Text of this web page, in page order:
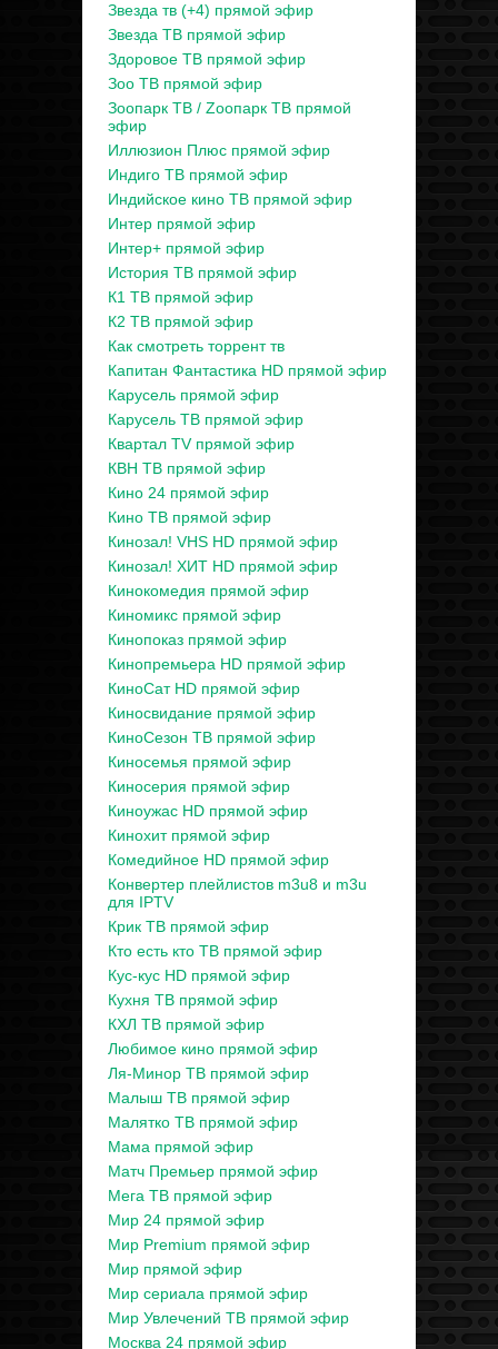
Звезда тв (+4) прямой эфир
Звезда ТВ прямой эфир
Здоровое ТВ прямой эфир
Зоо ТВ прямой эфир
Зоопарк ТВ / Zooпарк ТВ прямой
эфир
Иллюзион Плюс прямой эфир
Индиго ТВ прямой эфир
Индийское кино ТВ прямой эфир
Интер прямой эфир
Интер+ прямой эфир
История ТВ прямой эфир
К1 ТВ прямой эфир
К2 ТВ прямой эфир
Как смотреть торрент тв
Капитан Фантастика HD прямой эфир
Карусель прямой эфир
Карусель ТВ прямой эфир
Квартал TV прямой эфир
КВН ТВ прямой эфир
Кино 24 прямой эфир
Кино ТВ прямой эфир
Кинозал! VHS HD прямой эфир
Кинозал! ХИТ HD прямой эфир
Кинокомедия прямой эфир
Киномикс прямой эфир
Кинопоказ прямой эфир
Кинопремьера HD прямой эфир
КиноСат HD прямой эфир
Киносвидание прямой эфир
КиноСезон ТВ прямой эфир
Киносемья прямой эфир
Киносерия прямой эфир
Киноужас HD прямой эфир
Кинохит прямой эфир
Комедийное HD прямой эфир
Конвертер плейлистов m3u8 и m3u
для IPTV
Крик ТВ прямой эфир
Кто есть кто ТВ прямой эфир
Кус-кус HD прямой эфир
Кухня ТВ прямой эфир
КХЛ ТВ прямой эфир
Любимое кино прямой эфир
Ля-Минор ТВ прямой эфир
Малыш ТВ прямой эфир
Малятко ТВ прямой эфир
Мама прямой эфир
Матч Премьер прямой эфир
Мега ТВ прямой эфир
Мир 24 прямой эфир
Мир Premium прямой эфир
Мир прямой эфир
Мир сериала прямой эфир
Мир Увлечений ТВ прямой эфир
Москва 24 прямой эфир